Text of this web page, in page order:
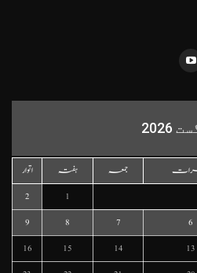
2026
جمعہ ہفتہ
اتوار
1
2
6
7
8
9
13
14
15
16